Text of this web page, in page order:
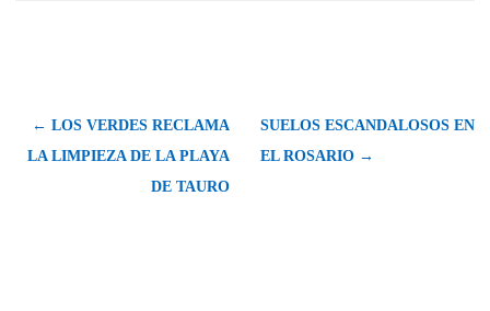
← LOS VERDES RECLAMA
LA LIMPIEZA DE LA PLAYA
DE TAURO
SUELOS ESCANDALOSOS EN
EL ROSARIO →